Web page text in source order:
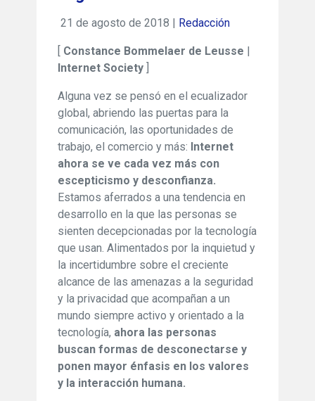
21 de agosto de 2018 | Redacción
Constance Bommelaer de Leusse
Internet Society
Alguna vez se pensó en el ecualizador
global, abriendo las puertas para la
comunicación, las oportunidades de
trabajo, el comercio y más: Internet
ahora se ve cada vez más con
escepticismo y desconfianza.
Estamos aferrados a una tendencia en
desarrollo en la que las personas se
sienten decepcionadas por la tecnología
que usan. Alimentados por la inquietud y
la incertidumbre sobre el creciente
alcance de las amenazas a la seguridad
y la privacidad que acompañan a un
mundo siempre activo y orientado a la
tecnología, ahora las personas
buscan formas de desconectarse y
ponen mayor énfasis en los valores
y la interacción humana.